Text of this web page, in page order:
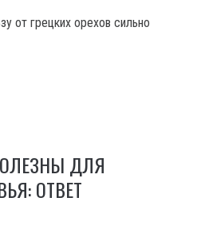
от грецких орехов сильно
ДЛЯ
ОТВЕТ